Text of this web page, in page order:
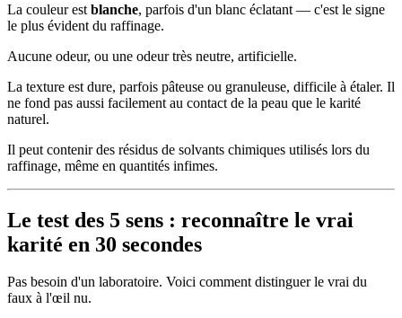
La couleur est blanche, parfois d'un blanc éclatant — c'est le signe
le plus évident du raffinage.
Aucune odeur, ou une odeur très neutre, artificielle.
La texture est dure, parfois pâteuse ou granuleuse, difficile à étaler. Il
ne fond pas aussi facilement au contact de la peau que le karité
naturel.
Il peut contenir des résidus de solvants chimiques utilisés lors du
raffinage, même en quantités infimes.
Le test des 5 sens : reconnaître le vrai
karité en 30 secondes
Pas besoin d'un laboratoire. Voici comment distinguer le vrai du
faux à l'œil nu.